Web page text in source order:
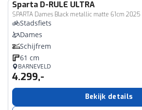
Sparta D-RULE ULTRA
SPARTA Dames Black metallic matte 61cm 2025
Stadsfiets
Dames
Schijfrem
61 cm
BARNEVELD
4.299,-
Bekijk details